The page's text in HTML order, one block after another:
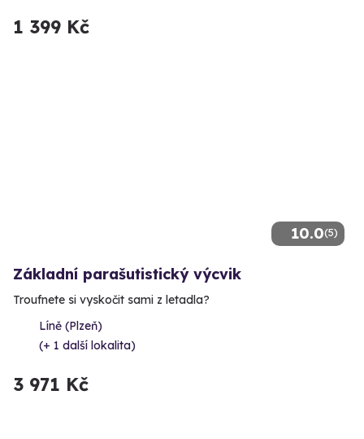
1 399 Kč
10.0(5)
Základní parašutistický výcvik
Troufnete si vyskočit sami z letadla?
Líně (Plzeň)
(+ 1 další lokalita)
3 971 Kč